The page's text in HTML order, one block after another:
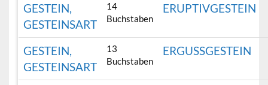
GESTEIN,
GESTEINSART
14
Buchstaben
ERUPTIVGESTEIN
GESTEIN,
GESTEINSART
13
Buchstaben
ERGUSSGESTEIN